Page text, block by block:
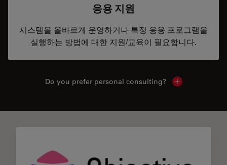
응용 지원
시스템을 올바르게 운영하거나 특정 응용 프로그램을
실행하는 방법에 대한 지원/교육이 필요합니다.
Do you prefer personal consulting? Show local